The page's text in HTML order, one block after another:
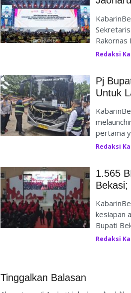
Rakornas
Redaksi
Pj
Untuk
pertama
Redaksi
1.565
kesiapan
Bupati
Redaksi
Tinggalkan Balasan